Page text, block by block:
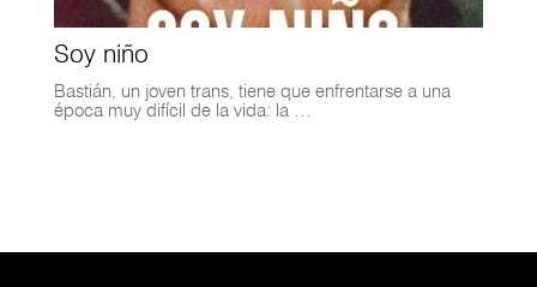
Soy niño
Bastián, un joven trans, tiene que enfrentarse a una
época muy difícil de la vida: la …